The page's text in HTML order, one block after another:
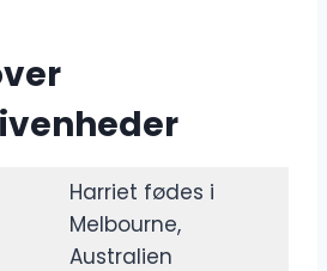
Harriet fødes i
Melbourne,
Australien